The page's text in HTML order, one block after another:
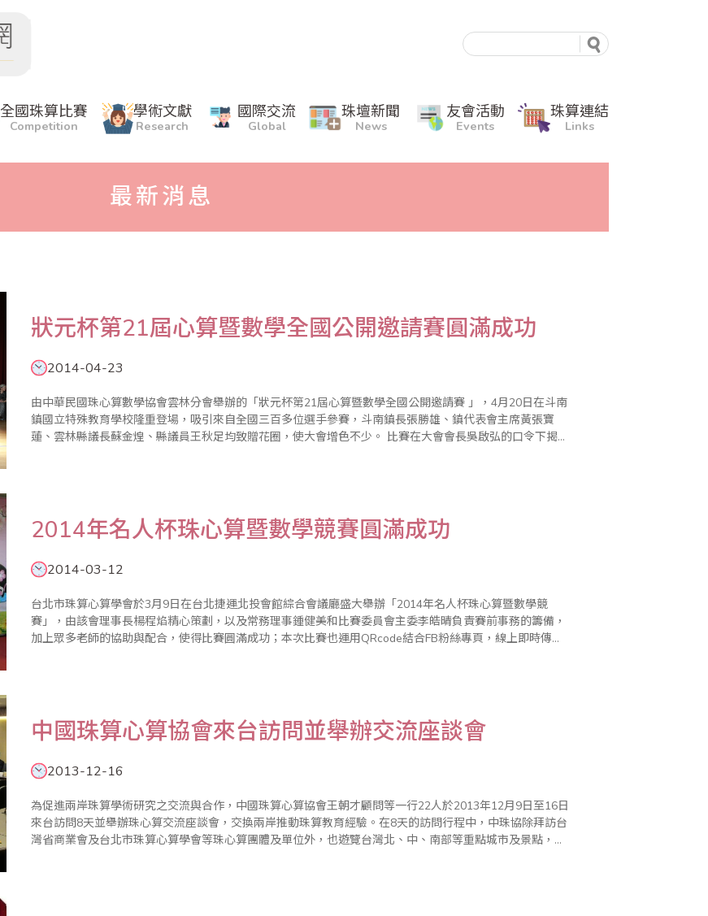
全國珠算比賽
Competition
學術文獻
Research
國際交流
Global
珠壇新聞
News
友會活動
Events
珠算連結
Links
最新消息
狀元杯第21屆心算暨數學全國公開邀請賽圓滿成功
2014-04-23
由中華民國珠心算數學協會雲林分會舉辦的「狀元杯第21屆心算暨數學全國公開邀請賽 」，4月20日在斗南
鎮國立特殊教育學校隆重登場，吸引來自全國三百多位選手參賽，斗南鎮長張勝雄、鎮代表會主席黃張寶
蓮、雲林縣議長蘇金煌、縣議員王秋足均致贈花圈，使大會增色不少。 比賽在大會會長吳啟弘的口令下揭開
2014年名人杯珠心算暨數學競賽圓滿成功
2014-03-12
台北市珠算心算學會於3月9日在台北捷運北投會館綜合會議廳盛大舉辦「2014年名人杯珠心算暨數學競
賽」，由該會理事長楊程焰精心策劃，以及常務理事鍾健美和比賽委員會主委李皓晴負責賽前事務的籌備，
加上眾多老師的協助與配合，使得比賽圓滿成功；本次比賽也運用QRcode結合FB粉絲專頁，線上即時傳遞
中國珠算心算協會來台訪問並舉辦交流座談會
2013-12-16
為促進兩岸珠算學術研究之交流與合作，中國珠算心算協會王朝才顧問等一行22人於2013年12月9日至16日
來台訪問8天並舉辦珠心算交流座談會，交換兩岸推動珠算教育經驗。在8天的訪問行程中，中珠協除拜訪台
灣省商業會及台北市珠算心算學會等珠心算團體及單位外，也遊覽台灣北、中、南部等重點城市及景點，訪